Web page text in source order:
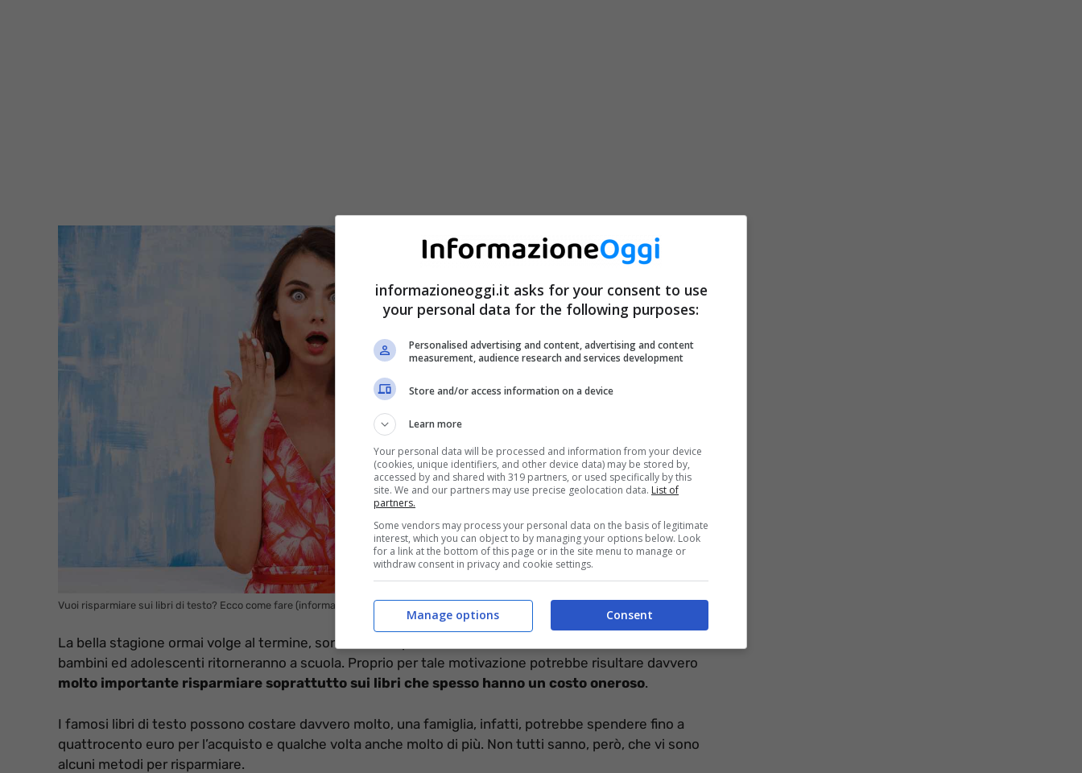
Vuoi risparmiare sui libri di testo? Ecco come fare (informazioneoggi.it)
La bella stagione ormai volge al termine, sono tante le persone che rientrano dalle vacanze ed a breve
bambini ed adolescenti ritorneranno a scuola. Proprio per tale motivazione potrebbe risultare davvero
molto importante risparmiare soprattutto sui libri che spesso hanno un costo oneroso.
I famosi libri di testo possono costare davvero molto, una famiglia, infatti, potrebbe spendere fino a
quattrocento euro per l’acquisto e qualche volta anche molto di più. Non tutti sanno, però, che vi sono
alcuni metodi per risparmiare.
informazioneoggi.it asks for your consent to use
your personal data for the following purposes:
Personalised advertising and content, advertising and content
measurement, audience research and services development
Store and/or access information on a device
Learn more
Your personal data will be processed and information from your device
(cookies, unique identifiers, and other device data) may be stored by,
accessed by and shared with 319 partners, or used specifically by this
site. We and our partners may use precise geolocation data. List of
partners.
Some vendors may process your personal data on the basis of legitimate
interest, which you can object to by managing your options below. Look
for a link at the bottom of this page or in the site menu to manage or
withdraw consent in privacy and cookie settings.
Consent
Manage options